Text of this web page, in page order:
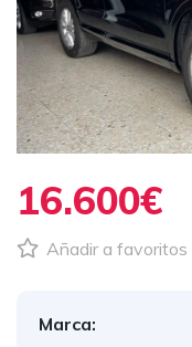
16.600€
Añadir a favoritos
Marca: